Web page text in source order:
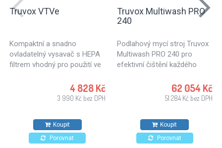
Truvox VTVe
Kompaktní a snadno
ovladatelný vysavač s HEPA
filtrem vhodný pro použití ve
také pro úklid kanceláří,
hotelů, obchodů.. Vhodný pro
4 828 Kč
3 990 Kč bez DPH
Koupit
Porovnat
Truvox Multiwash PRO
240
Podlahový mycí stroj Truvox
Multiwash PRO 240 pro
efektivní čištění každého
mytí tvrdých podlah, ale i
koberců či mytí eskalátorů a
čištění podlah. Podlahový
stroj velmi jednoduché
62 054 Kč
51 284 Kč bez DPH
Koupit
Porovnat